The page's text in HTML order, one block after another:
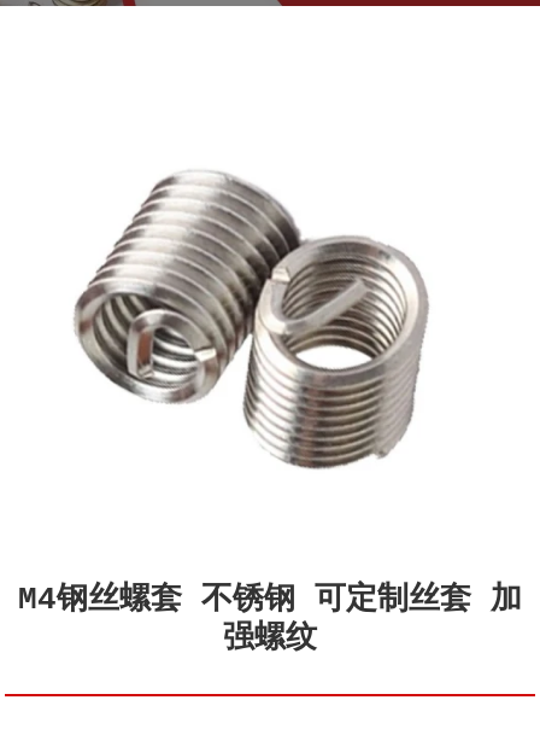
M4钢丝螺套 不锈钢 可定制丝套 加
强螺纹